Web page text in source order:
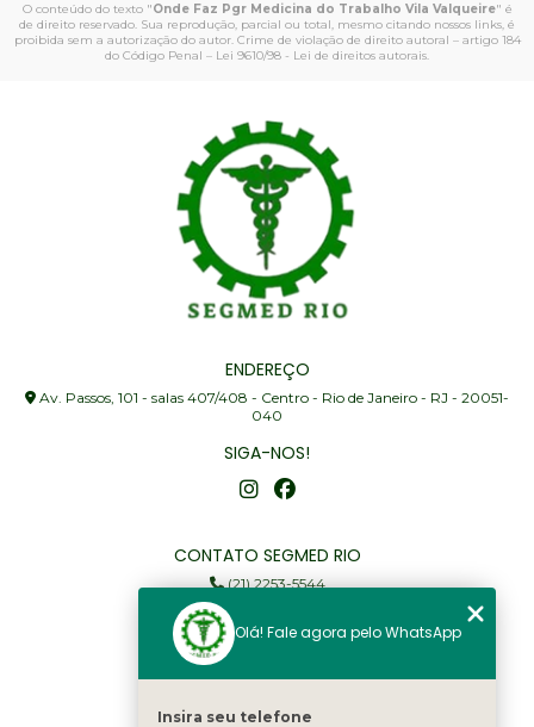
O conteúdo do texto "Onde Faz Pgr Medicina do Trabalho Vila Valqueire" é
de direito reservado. Sua reprodução, parcial ou total, mesmo citando nossos links, é
proibida sem a autorização do autor. Crime de violação de direito autoral – artigo 184
do Código Penal – Lei 9610/98 - Lei de direitos autorais.
ENDEREÇO
Av. Passos, 101 - salas 407/408 - Centro - Rio de Janeiro - RJ - 20051-
040
SIGA-NOS!
CONTATO SEGMED RIO
(21) 2253-5544
(21) 97905-3352
segmed@segmedrio.com.br
Olá! Fale agora pelo WhatsApp
Insira seu telefone